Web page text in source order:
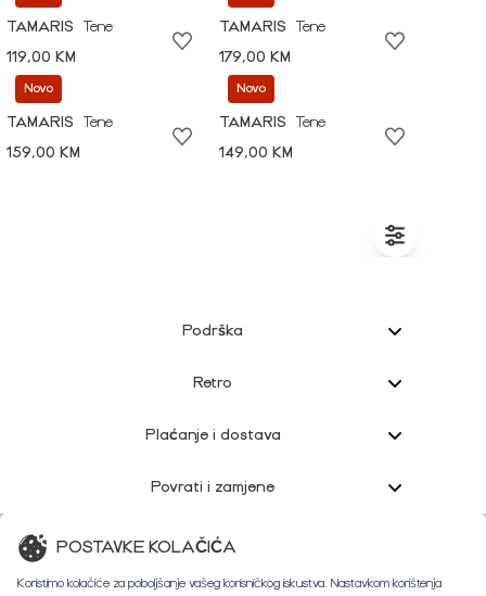
TAMARIS
Tene
119,00 KM
TAMARIS
Tene
179,00 KM
Novo
TAMARIS
Tene
159,00 KM
Novo
TAMARIS
Tene
149,00 KM
Podrška
Retro
Plaćanje i dostava
Povrati i zamjene
Korisnička podrška
POSTAVKE KOLAČIĆA
Koristimo kolačiće za poboljšanje vašeg korisničkog iskustva. Nastavkom korištenja